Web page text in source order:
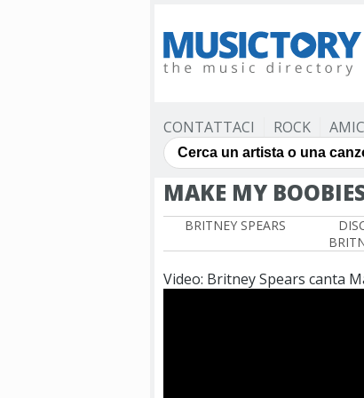
CONTATTACI ROCK
MAKE MY
BRITNEY SPEARS
Video: Britney Spears canta